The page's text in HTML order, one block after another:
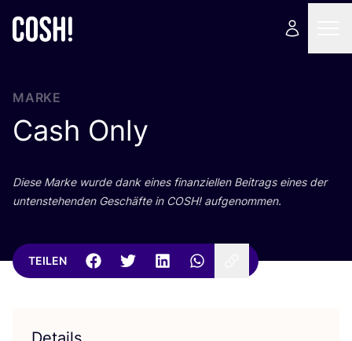
MARKE
Cash Only
Die­se Mar­ke wur­de dank eines finan­zi­el­len Bei­trags eines der
unten­ste­hen­den Geschäf­te in COSH! aufgenommen.
TEILEN